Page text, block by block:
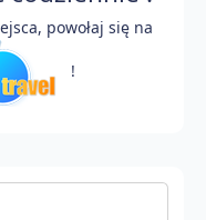
powołaj się na
!